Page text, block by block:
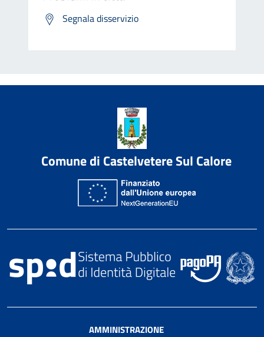
Segnala disservizio
Comune di Castelvetere Sul Calore
AMMINISTRAZIONE